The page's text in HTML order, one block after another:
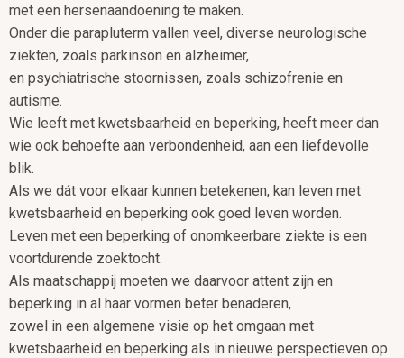
met een hersenaandoening te maken.
Onder die parapluterm vallen veel, diverse neurologische
ziekten, zoals parkinson en alzheimer,
en psychiatrische stoornissen, zoals schizofrenie en
autisme.
Wie leeft met kwetsbaarheid en beperking, heeft meer dan
wie ook behoefte aan verbondenheid, aan een liefdevolle
blik.
Als we dát voor elkaar kunnen betekenen, kan leven met
kwetsbaarheid en beperking ook goed leven worden.
Leven met een beperking of onomkeerbare ziekte is een
voortdurende zoektocht.
Als maatschappij moeten we daarvoor attent zijn en
beperking in al haar vormen beter benaderen,
zowel in een algemene visie op het omgaan met
kwetsbaarheid en beperking als in nieuwe perspectieven op